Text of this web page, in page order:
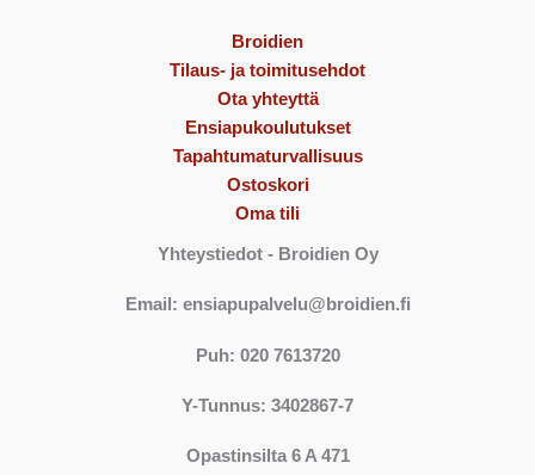
Broidien
Tilaus- ja toimitusehdot
Ota yhteyttä
Ensiapukoulutukset
Tapahtumaturvallisuus
Ostoskori
Oma tili
Yhteystiedot- Broidien Oy
Email: ensiapupalvelu@broidien.fi
Puh: 020 7613720
Y-Tunnus: 3402867-7
Opastinsilta 6 A 471